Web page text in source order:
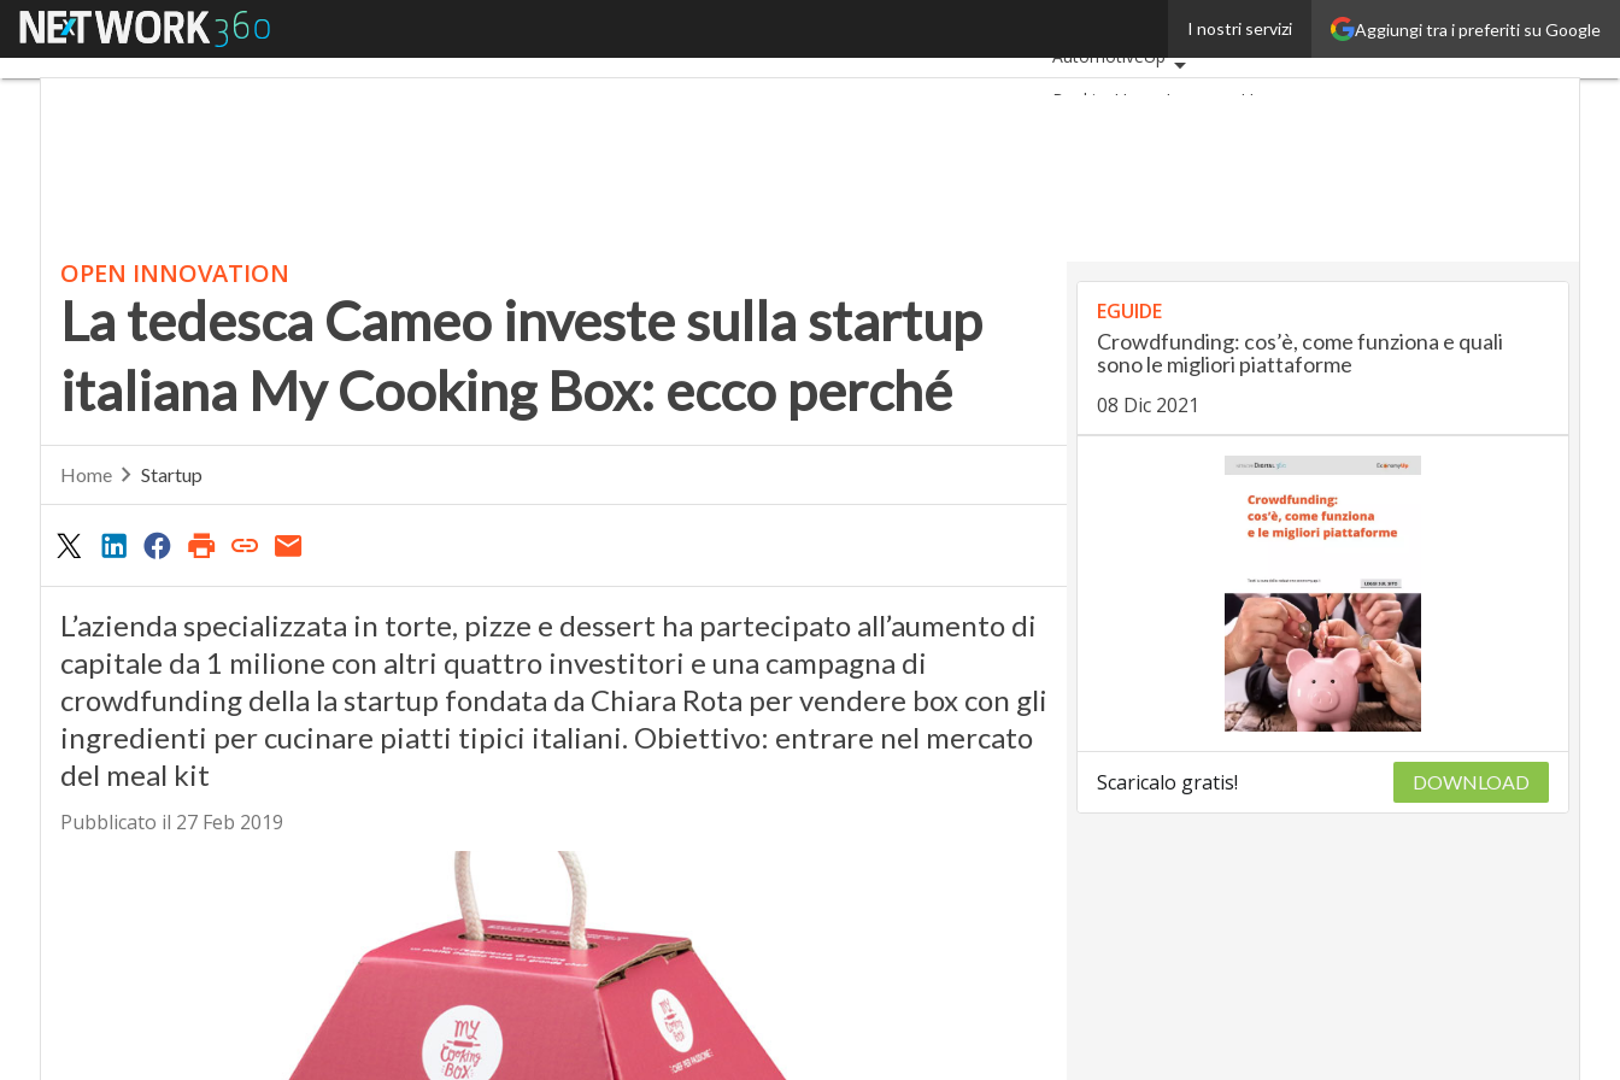
Aggiungi tra i preferiti su Google
I nostri servizi
Menu
AutomotiveUp
BankingUp
InsuranceUp
OPEN INNOVATION
La tedesca Cameo investe sulla startup
italiana My Cooking Box: ecco perché
Home Startup
L’azienda specializzata in torte, pizze e dessert ha partecipato all’aumento di
capitale da 1 milione con altri quattro investitori e una campagna di
crowdfunding della la startup fondata da Chiara Rota per vendere box con gli
ingredienti per cucinare piatti tipici italiani. Obiettivo: entrare nel mercato
del meal kit
Pubblicato il 27 Feb 2019
EGUIDE
Crowdfunding: cos’è, come funziona e quali
sono le migliori piattaforme
08 Dic 2021
Scaricalo gratis! DOWNLOAD